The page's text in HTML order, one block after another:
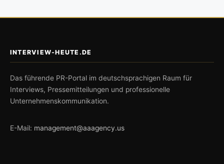
INTERVIEW-HEUTE.DE
Das führende PR-Portal im deutschsprachigen Raum für
Interviews, Pressemitteilungen und professionelle
Unternehmenskommunikation.
E-Mail: management@aaagency.us